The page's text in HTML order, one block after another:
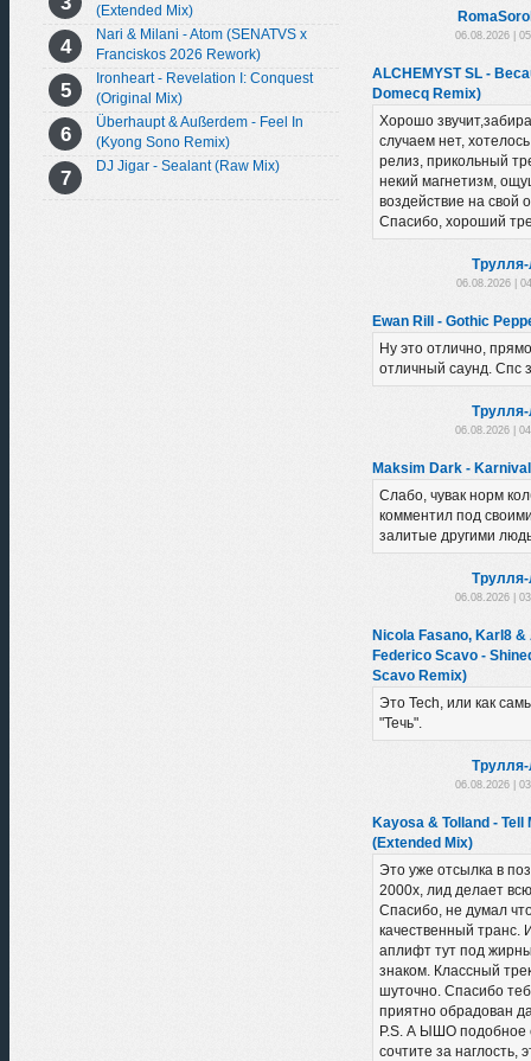
(Extended Mix)
Nari & Milani - Atom (SENATVS x
Franciskos 2026 Rework)
Ironheart - Revelation I: Conquest
(Original Mix)
Überhaupt & Außerdem - Feel In
(Kyong Sono Remix)
DJ Jigar - Sealant (Raw Mix)
06.08.2026 |
ALCHEMYST SL -
Domecq Remix)
Хорошо
случаем нет,
релиз, прикольный
некий магнетизм,
воздействие на свой
Спасибо, хороший
06.08.2026 |
Ewan Rill - Gothic
Ну это отлично,
отличный саунд. Спс
06.08.2026 |
Maksim Dark - Karnival
Слабо, чувак норм
комментил под
залитые другими
06.08.2026 |
Nicola Fasano, Karl8 &
Federico Scavo -
Scavo Remix)
Это Tech, или как
"Течь".
06.08.2026 |
Kayosa & Tolland - Tell
(Extended Mix)
Это уже отсылка в
2000х, лид делает
Спасибо, не думал
качественный транс.
аплифт тут под
знаком. Классный
шуточно. Спасибо
приятно обрадован
P.S. А ЫШО подобное
сочтите за наглость,